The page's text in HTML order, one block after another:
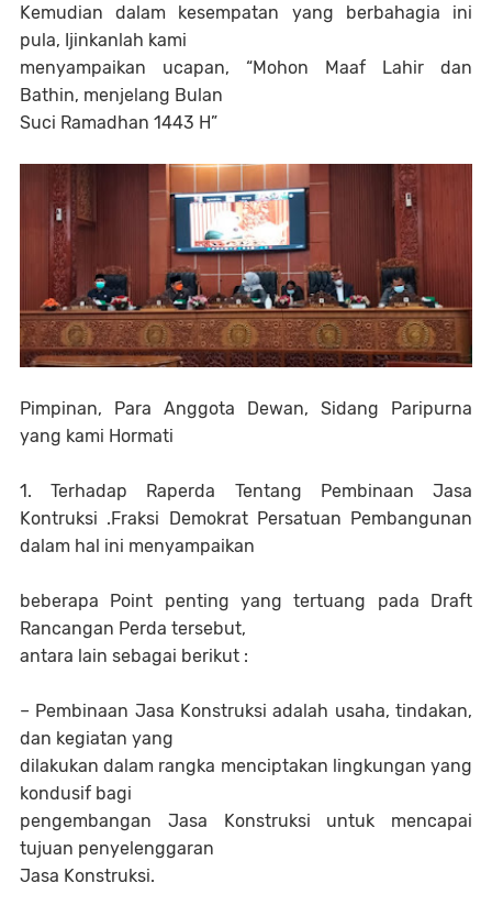
Kemudian dalam kesempatan yang berbahagia ini
pula, Ijinkanlah kami
menyampaikan ucapan, “Mohon Maaf Lahir dan
Bathin, menjelang Bulan
Suci Ramadhan 1443 H”
Pimpinan, Para Anggota Dewan, Sidang Paripurna
yang kami Hormati
1. Terhadap Raperda Tentang Pembinaan Jasa
Kontruksi .Fraksi Demokrat Persatuan Pembangunan
dalam hal ini menyampaikan
beberapa Point penting yang tertuang pada Draft
Rancangan Perda tersebut,
antara lain sebagai berikut :
– Pembinaan Jasa Konstruksi adalah usaha, tindakan,
dan kegiatan yang
dilakukan dalam rangka menciptakan lingkungan yang
kondusif bagi
pengembangan Jasa Konstruksi untuk mencapai
tujuan penyelenggaran
Jasa Konstruksi.